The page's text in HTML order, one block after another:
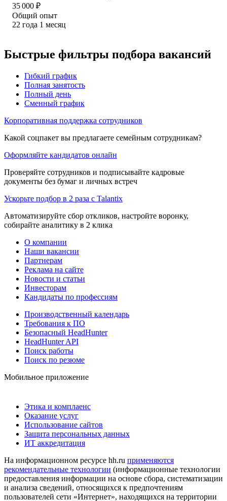
35 000 ₽
Общий опыт
22 года 1 месяц
Быстрые фильтры подбора вакансий
Гибкий график
Полная занятость
Полный день
Сменный график
Корпоративная поддержка сотрудников
Какой соцпакет вы предлагаете семейным сотрудникам?
Оформляйте кандидатов онлайн
Проверяйте сотрудников и подписывайте кадровые
документы без бумаг и личных встреч
Ускорьте подбор в 2 раза с Talantix
Автоматизируйте сбор откликов, настройте воронку,
собирайте аналитику в 2 клика
О компании
Наши вакансии
Партнерам
Реклама на сайте
Новости и статьи
Инвесторам
Кандидаты по профессиям
Производственный календарь
Требования к ПО
Безопасный HeadHunter
HeadHunter API
Поиск работы
Поиск по резюме
Мобильное приложение
Этика и комплаенс
Оказание услуг
Использование сайтов
Защита персональных данных
ИТ аккредитация
На информационном ресурсе hh.ru применяются
рекомендательные технологии (информационные технологии
предоставления информации на основе сбора, систематизации
и анализа сведений, относящихся к предпочтениям
пользователей сети «Интернет», находящихся на территории